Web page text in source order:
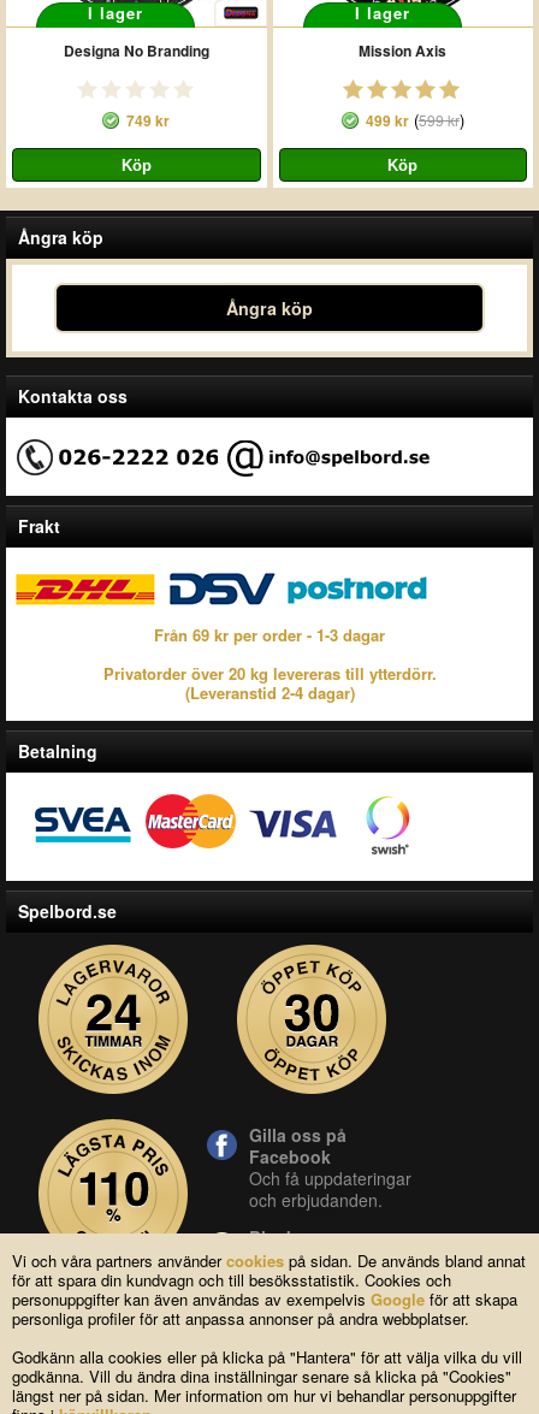
Vi och våra partners användercookies på sidan. De används bland annat
för att spara din kundvagn och till besöksstatistik. Cookies och
personuppgifter kan även användas av exempelvis Google för att skapa
personliga profiler för att anpassa annonser på andra webbplatser.
Godkänn alla cookies eller på klicka på "Hantera" för att välja vilka du vill
godkänna. Vill du ändra dina inställningar senare så klicka på "Cookies"
längst ner på sidan. Mer information om hur vi behandlar personuppgifter
I lager
Designa No Branding
749 kr
I lager
Mission Axis
499 kr(599 kr)
Ångra köp
Ångra köp
Kontakta oss
Frakt
Från 69 kr per order - 1-3 dagar
Privatorder över 20 kg levereras till ytterdörr.
(Leveranstid 2-4 dagar)
Betalning
Spelbord.se
Gilla oss på
Facebook
Och få uppdateringar
och erbjudanden.
Blocket
Vår butik på blocket.
YouTube
Se våra produkter live
Copyright © 2004-2026 Lagsidan AB